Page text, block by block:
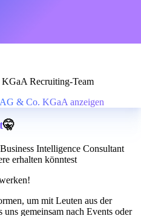
Recruiting-Team
& Co. KGaA anzeigen
🤫
Intelligence Consultant
erhalten könntest
um mit Leuten aus der
gemeinsam nach Events oder